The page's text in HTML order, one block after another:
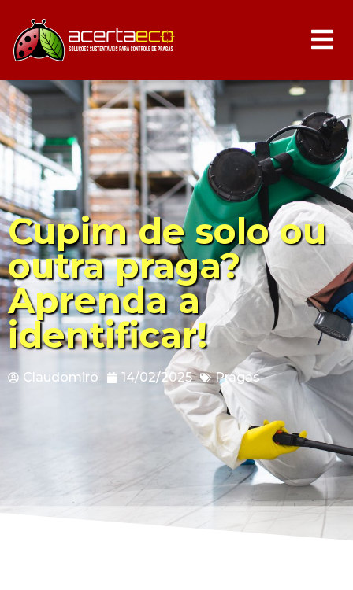
Cupim de solo ou
outra praga?
Aprenda a
identificar!
Claudomiro 14/02/2025 Pragas